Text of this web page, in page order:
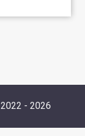
2022 - 2026